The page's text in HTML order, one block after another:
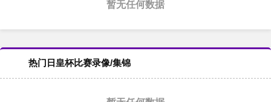
暂无任何数据
热门日皇杯比赛录像/集锦